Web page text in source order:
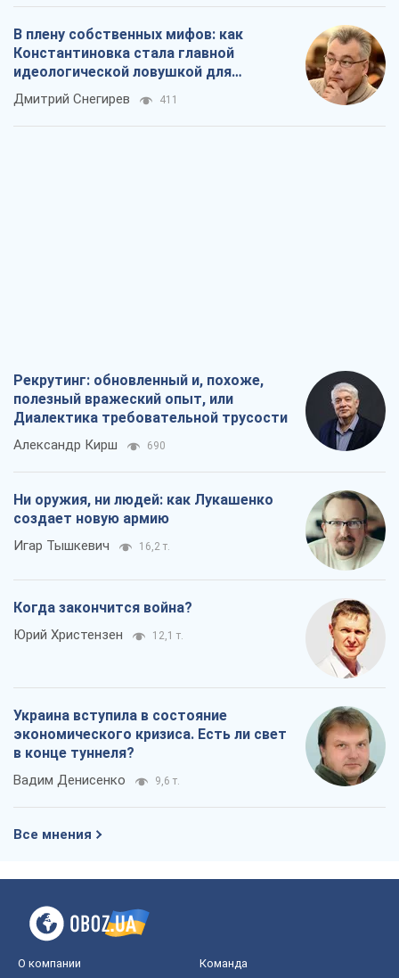
В плену собственных мифов: как
Константиновка стала главной
идеологической ловушкой для
российских оккупантов
Дмитрий Снегирев 411
Рекрутинг: обновленный и, похоже,
полезный вражеский опыт, или
Диалектика требовательной трусости
Александр Кирш 690
Ни оружия, ни людей: как Лукашенко
создает новую армию
Игар Тышкевич 16,2 т.
Когда закончится война?
Юрий Христензен 12,1 т.
Украина вступила в состояние
экономического кризиса. Есть ли свет
в конце туннеля?
Вадим Денисенко 9,6 т.
Все мнения
О компании Команда